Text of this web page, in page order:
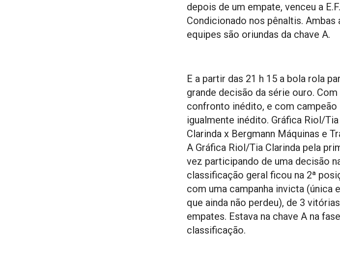
depois de um empate, venceu a
Condicionado nos pênaltis. Ambas
equipes são oriundas da chave A.
E a partir das 21 h 15 a bola rola
grande decisão da série ouro. Com
confronto inédito, e com campeão
igualmente inédito. Gráfica Riol/Tia
Clarinda x Bergmann Máquinas e
A Gráfica Riol/Tia Clarinda pela
vez participando de uma decisão
classificação geral ficou na 2ª
com uma campanha invicta (única
que ainda não perdeu), de 3
empates. Estava na chave A na
classificação.